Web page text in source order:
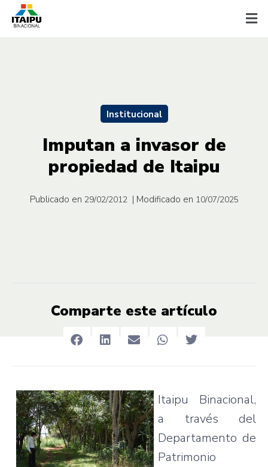
Institucional
Imputan a invasor de
propiedad de Itaipu
Publicado en 29/02/2012 | Modificado en 10/07/2025
Comparte este artículo
Itaipu Binacional,
a través del
Departamento de
Patrimonio